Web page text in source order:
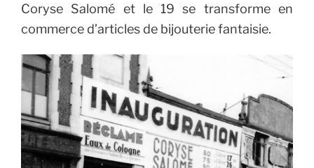
Coryse Salomé et le 19 se transforme en
commerce d’articles de bijouterie fantaisie.